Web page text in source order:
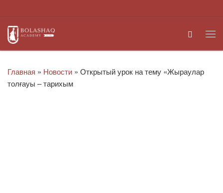
Search
Главная » Новости » Открытый урок на тему «Жыраулар
толғауы – тарихым